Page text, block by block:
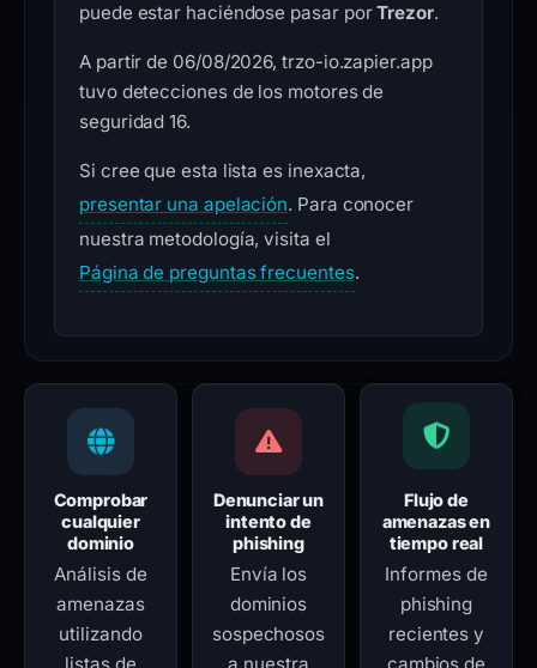
puede estar haciéndose pasar porTrezor.
A partir de 06/08/2026, trzo-io.zapier.app
tuvo detecciones de los motores de
seguridad 16.
Si cree que esta lista es inexacta,
presentar una apelación. Para conocer
nuestra metodología, visita el
Página de preguntas frecuentes.
Comprobar
cualquier
dominio
Análisis de
amenazas
utilizando
Denunciar un
intento de
phishing
Envía los
dominios
sospechosos
Flujo de
amenazas en
tiempo real
Informes de
phishing
recientes y